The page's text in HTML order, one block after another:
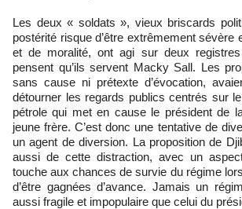
Les deux « soldats », vieux briscards
postérité risque d’être extrêmement sévère
et de moralité, ont agi sur deux
pensent qu’ils servent Macky Sall. Les
sans cause ni prétexte d’évocation,
détourner les regards publics centrés sur
pétrole qui met en cause le président de
jeune frère. C’est donc une tentative de
un agent de diversion. La proposition de
aussi de cette distraction, avec un
touche aux chances de survie du régime
d’être gagnées d’avance. Jamais un
aussi fragile et impopulaire que celui du